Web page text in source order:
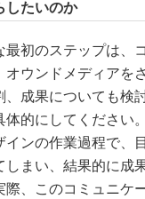
したいのか
初のステップは、
ウンドメディアを
成果についても検
的にしてください
ンの作業過程で、
まい、結果的に成
、このコミュニケ